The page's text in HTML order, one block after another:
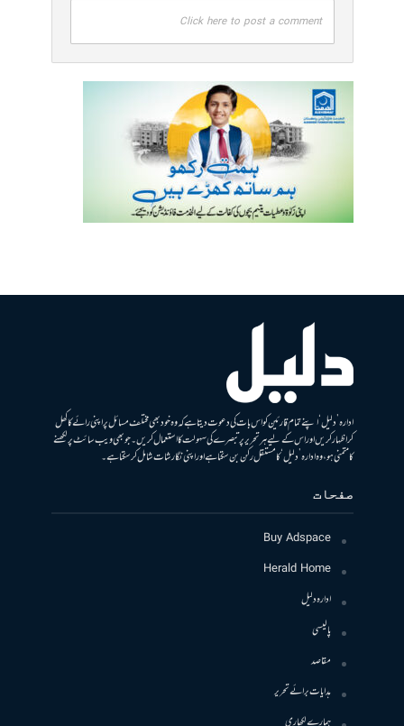
Click here to post a comment
ادارہ ’دلیل‘ اپنے تمام قارئین کو اس بات کی دعوت دیتا ہے کہ وہ خود بھی مختلف مسائل پر اپنی رائے کا کھل
کر اظہار کریں اور اس کے لیے ہر تحریر پر تبصرے کی سہولت کا استعمال کریں۔ جو بھی ویب سائٹ پر لکھنے
کا متمنی ہو، وہ ادارہ ’دلیل‘ کا مستقل رکن بن سکتا ہے اور اپنی نگارشات شامل کرسکتا ہے۔
صفحات
Buy Adspace
Herald Home
ادارہ دلیل
پالیسی
مقاصد
ہدایات برائے تحریر